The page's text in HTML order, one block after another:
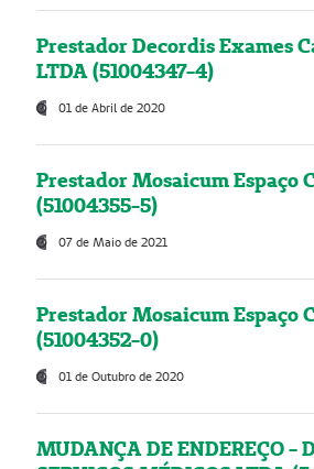
Prestador Decordis Exames
LTDA (51004347-4)
01 de Abril de 2020
Prestador Mosaicum Espaço
(51004355-5)
07 de Maio de 2021
Prestador Mosaicum Espaço
(51004352-0)
01 de Outubro de 2020
MUDANÇA DE ENDEREÇO -